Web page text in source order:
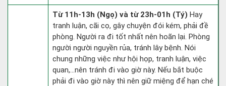
Từ 11h-13h (Ngọ) và từ 23h-01h (Tý) Hay
tranh luận, cãi cọ, gây chuyện đói kém, phải đề
phòng. Người ra đi tốt nhất nên hoãn lại. Phòng
người người nguyền rủa, tránh lây bệnh. Nói
chung những việc như hội họp, tranh luận, việc
quan,…nên tránh đi vào giờ này. Nếu bắt buộc
phải đi vào giờ này thì nên giữ miệng để hạn ché